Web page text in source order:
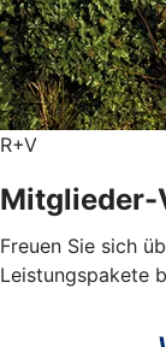
R+V
Mitglieder-
Freuen Sie sich
Leistungspakete